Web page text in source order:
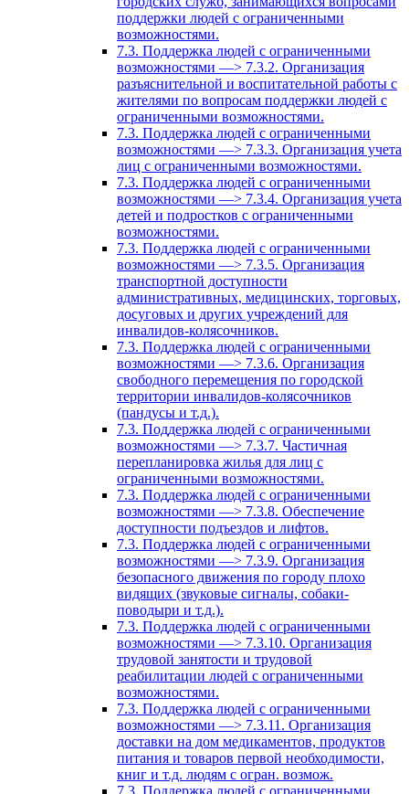
поддержки людей с ограниченными
возможностями.
7.3. Поддержка людей с ограниченными
возможностями —> 7.3.2. Организация
разъяснительной и воспитательной работы с
жителями по вопросам поддержки людей с
ограниченными возможностями.
7.3. Поддержка людей с ограниченными
возможностями —> 7.3.3. Организация учета
лиц с ограниченными возможностями.
7.3. Поддержка людей с ограниченными
возможностями —> 7.3.4. Организация учета
детей и подростков с ограниченными
возможностями.
7.3. Поддержка людей с ограниченными
возможностями —> 7.3.5. Организация
транспортной доступности
административных, медицинских, торговых,
досуговых и других учреждений для
инвалидов-колясочников.
7.3. Поддержка людей с ограниченными
возможностями —> 7.3.6. Организация
свободного перемещения по городской
территории инвалидов-колясочников
(пандусы и т.д.).
7.3. Поддержка людей с ограниченными
возможностями —> 7.3.7. Частичная
перепланировка жилья для лиц с
ограниченными возможностями.
7.3. Поддержка людей с ограниченными
возможностями —> 7.3.8. Обеспечение
доступности подъездов и лифтов.
7.3. Поддержка людей с ограниченными
возможностями —> 7.3.9. Организация
безопасного движения по городу плохо
видящих (звуковые сигналы, собаки-
поводыри и т.д.).
7.3. Поддержка людей с ограниченными
возможностями —> 7.3.10. Организация
трудовой занятости и трудовой
реабилитации людей с ограниченными
возможностями.
7.3. Поддержка людей с ограниченными
возможностями —> 7.3.11. Организация
доставки на дом медикаментов, продуктов
питания и товаров первой необходимости,
книг и т.д. людям с огран. возмож.